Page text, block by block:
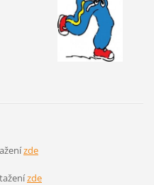
zde
zde